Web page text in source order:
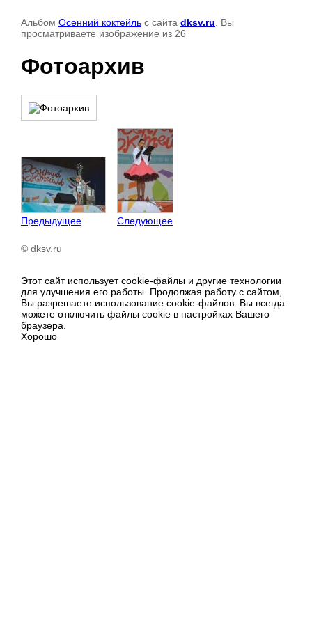
Альбом Осенний коктейль с сайта dksv.ru . Вы
просматриваете изображение из 26
Фотоархив
Предыдущее Следующее
© dksv.ru
Этот сайт использует cookie-файлы и другие технологии
для улучшения его работы. Продолжая работу с сайтом,
Вы разрешаете использование cookie-файлов. Вы всегда
можете отключить файлы cookie в настройках Вашего
браузера.
Хорошо